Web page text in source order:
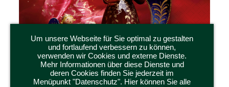
Um unsere Webseite für Sie optimal zu gestalten
und fortlaufend verbessern zu können,
verwenden wir Cookies und externe Dienste.
Mehr Informationen über diese Dienste und
deren Cookies finden Sie jederzeit im
Menüpunkt "Datenschutz". Hier können Sie alle